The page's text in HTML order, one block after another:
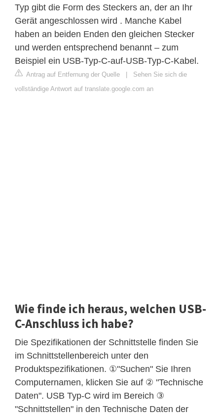
Typ gibt die Form des Steckers an, der an Ihr
Gerät angeschlossen wird . Manche Kabel
haben an beiden Enden den gleichen Stecker
und werden entsprechend benannt – zum
Beispiel ein USB-Typ-C-auf-USB-Typ-C-Kabel.
Antrag auf Entfernung der Quelle
Sehen Sie sich die
vollständige Antwort auf translate.google.com an
Wie finde ich heraus, welchen USB-
C-Anschluss ich habe?
Die Spezifikationen der Schnittstelle finden Sie
im Schnittstellenbereich unter den
Produktspezifikationen. ①"Suchen" Sie Ihren
Computernamen, klicken Sie auf ② "Technische
Daten". USB Typ-C wird im Bereich ③
"Schnittstellen" in den Technische Daten der